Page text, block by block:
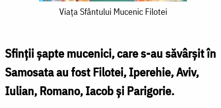
Mucenic
Filotei
Viaţa Sfântului Mucenic Filotei
Sfinţii şapte mucenici, care s-au săvârşit în
Samosata au fost Filotei, Iperehie, Aviv,
Iulian, Romano, Iacob şi Parigorie.